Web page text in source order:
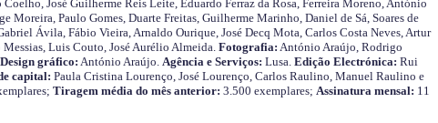
José Guilherme Reis Leite, Eduardo Ferraz da Rosa, Ferreira Moreno, António
Moreira, Paulo Gomes, Duarte Freitas, Guilherme Marinho, Daniel de Sá, Soares de
Ávila, Fábio Vieira, Arnaldo Ourique, José Decq Mota, Carlos Costa Neves, Artur
Luis Couto, José Aurélio Almeida. Fotografia: António Araújo, Rodrigo
Design gráfico: António Araújo. Agência e Serviços: Lusa. Edição Electrónica: Rui
capital: Paula Cristina Lourenço, José Lourenço, Carlos Raulino, Manuel Raulino e
Tiragem média do mês anterior: 3.500 exemplares; Assinatura mensal: 11